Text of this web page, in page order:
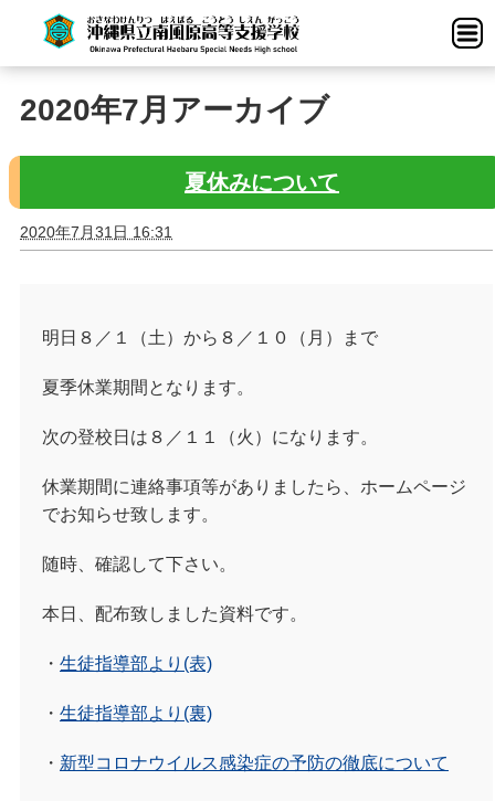
2020年7月アーカイブ
夏休みについて
2020年7月31日 16:31
明日８／１（土）から８／１０（月）まで
夏季休業期間となります。
次の登校日は８／１１（火）になります。
休業期間に連絡事項等がありましたら、ホームページ
でお知らせ致します。
随時、確認して下さい。
本日、配布致しました資料です。
・ 生徒指導部より(表)
・ 生徒指導部より(裏)
・ 新型コロナウイルス感染症の予防の徹底について